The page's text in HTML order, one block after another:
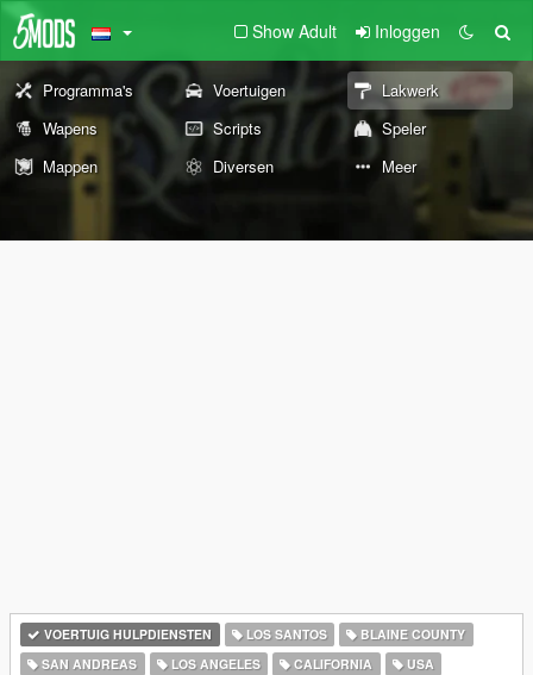
Show Adult Inloggen
Programma's Voertuigen
Lakwerk
Wapens
Scripts
Speler
Mappen
Diversen Meer
VOERTUIG HULPDIENSTEN LOS SANTOS
BLAINE COUNTY
SAN ANDREAS
LOS ANGELES CALIFORNIA
USA